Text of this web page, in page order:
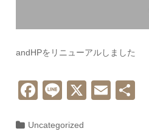
andHPをリニューアルしました
Facebook
Line
X Email
Uncategorized